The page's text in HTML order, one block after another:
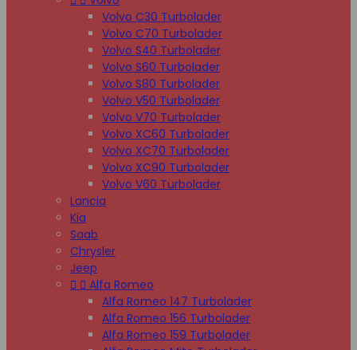
Volvo C30 Turbolader
Volvo C70 Turbolader
Volvo S40 Turbolader
Volvo S60 Turbolader
Volvo S80 Turbolader
Volvo V50 Turbolader
Volvo V70 Turbolader
Volvo XC60 Turbolader
Volvo XC70 Turbolader
Volvo XC90 Turbolader
Volvo V60 Turbolader
Lancia
Kia
Saab
Chrysler
Jeep
  Alfa Romeo
Alfa Romeo 147 Turbolader
Alfa Romeo 156 Turbolader
Alfa Romeo 159 Turbolader